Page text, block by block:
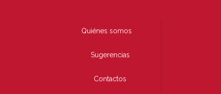
Quiénes somos
Sugerencias
Contactos